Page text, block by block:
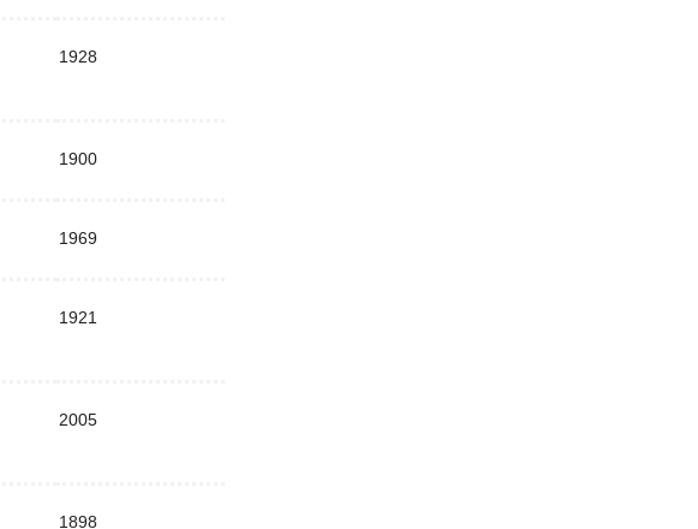
1928
1900
1969
1921
2005
1898